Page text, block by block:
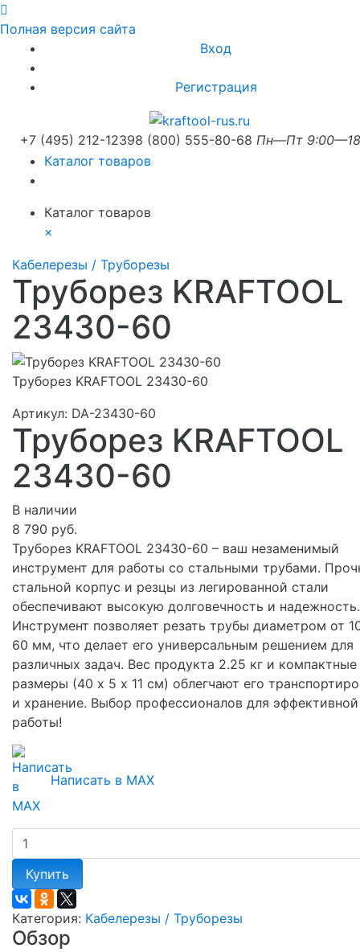
Полная версия сайта
Вход
Регистрация
+7 (495) 212-12398 (800) 555-80-68 Пн—Пт
Каталог товаров
Каталог товаров
×
Кабелерезы / Труборезы
Труборез KRAFTOOL
23430-60
Труборез KRAFTOOL 23430-60
Артикул: DA-23430-60
Труборез KRAFTOOL
23430-60
В наличии
8 790 руб.
Труборез KRAFTOOL 23430-60 – ваш незаменимый
инструмент для работы со стальными трубами.
стальной корпус и резцы из легированной стали
обеспечивают высокую долговечность и надежность.
Инструмент позволяет резать трубы диаметром от
60 мм, что делает его универсальным решением для
различных задач. Вес продукта 2.25 кг и компактные
размеры (40 х 5 х 11 см) облегчают его
и хранение. Выбор профессионалов для эффективной
работы!
Написать в MAX
Купить
Категория: Кабелерезы / Труборезы
Обзор